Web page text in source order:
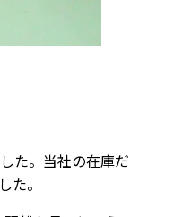
た。当社の在庫だ
た。